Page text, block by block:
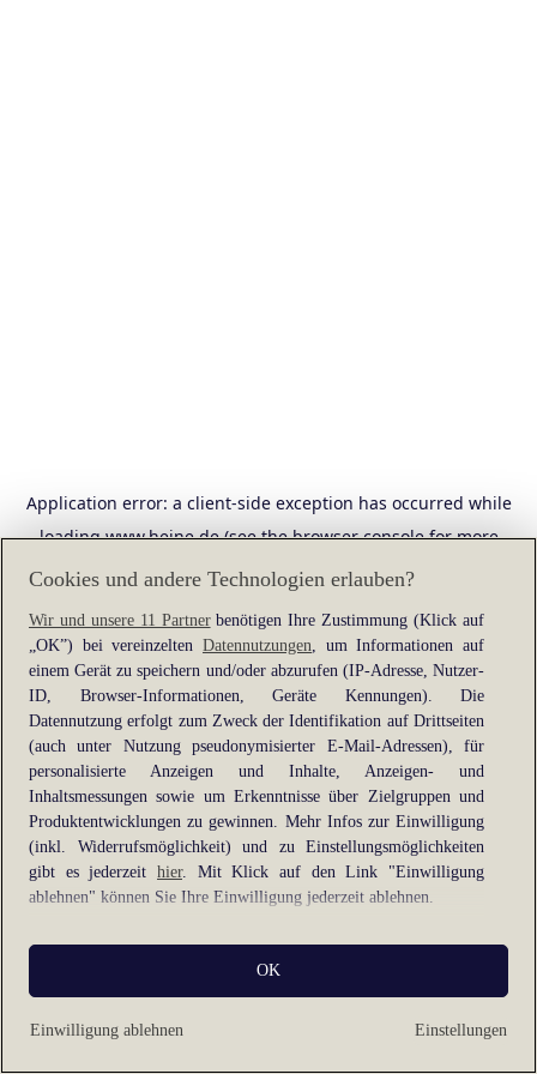
Application error: a client-side exception has occurred while
loadingwww.heine.de(see the browser consolefor more
information).
Cookies und andere Technologien erlauben?
Wir und unsere 11 Partnerbenötigen Ihre Zustimmung (Klick auf
„OK”) bei vereinzelten Datennutzungen, um Informationen auf
einem Gerät zu speichern und/oder abzurufen (IP-Adresse, Nutzer-
ID, Browser-Informationen, Geräte Kennungen). Die
Datennutzung erfolgt zum Zweck der Identifikation auf Drittseiten
(auch unter Nutzung pseudonymisierter E-Mail-Adressen), für
personalisierte Anzeigen und Inhalte, Anzeigen- und
Inhaltsmessungen sowie um Erkenntnisse über Zielgruppen und
Produktentwicklungen zu gewinnen. Mehr Infos zur Einwilligung
(inkl. Widerrufsmöglichkeit) und zu Einstellungsmöglichkeiten
gibt es jederzeit hier. Mit Klick auf den Link "Einwilligung
ablehnen" können Sie Ihre Einwilligung jederzeit ablehnen.
Sie können Ihre Einwilligung auch jederzeit grundlos mit Wirkung
für die Zukunft widerrufen, indem Sie z. B. auf den Button
"Cookie-Einstellungen" im Footer der Website und "Alle
ablehnen" klicken.
Einstellungen
Einwilligung ablehnen
OK